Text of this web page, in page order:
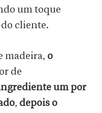
um toque
cliente.
madeira, o
de
um por
, depois o